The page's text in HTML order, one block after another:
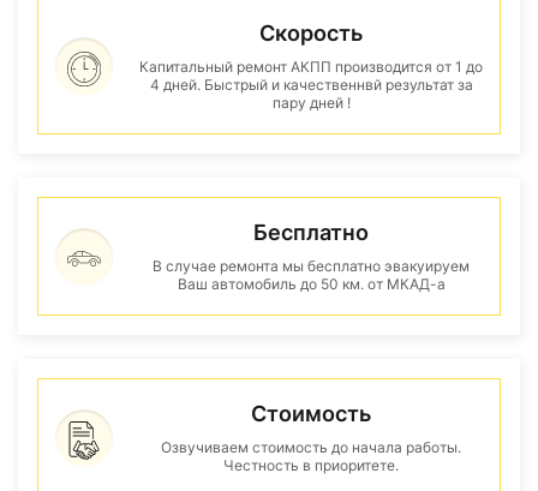
Скорость
Капитальный ремонт АКПП производится от 1 до
4 дней. Быстрый и качественнвй результат за
пару дней !
Бесплатно
В случае ремонта мы бесплатно эвакуируем
Ваш автомобиль до 50 км. от МКАД-а
Стоимость
Озвучиваем стоимость до начала работы.
Честность в приоритете.